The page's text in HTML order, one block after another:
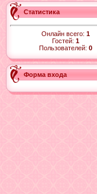
Статистика
Онлайн всего: 1
Гостей: 1
Пользователей: 0
Форма входа